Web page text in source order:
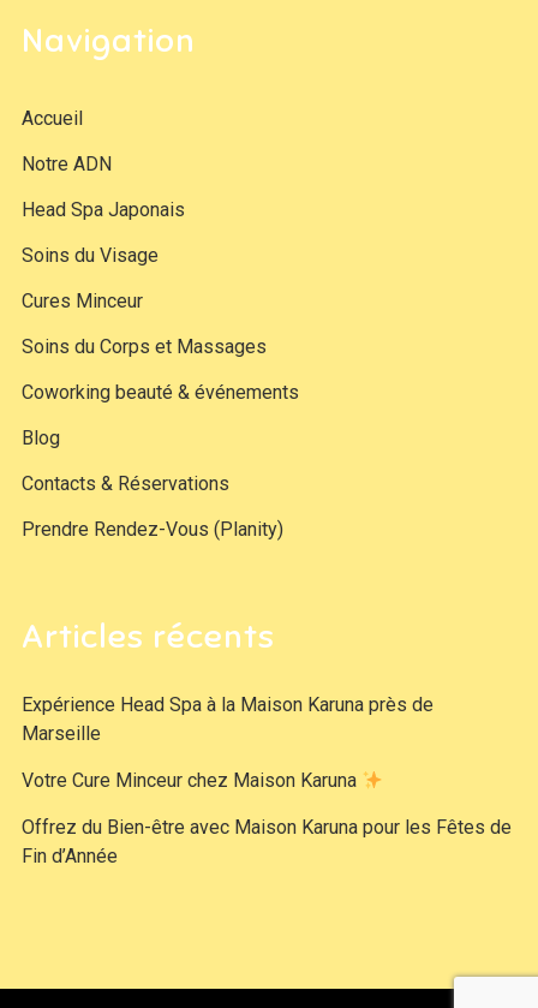
Navigation
Accueil
Notre ADN
Head Spa Japonais
Soins du Visage
Cures Minceur
Soins du Corps et Massages
Coworking beauté & événements
Blog
Contacts & Réservations
Prendre Rendez-Vous (Planity)
Articles récents
Expérience Head Spa à la Maison Karuna près de
Marseille
Votre Cure Minceur chez Maison Karuna
Offrez du Bien-être avec Maison Karuna pour les Fêtes de
Fin d’Année